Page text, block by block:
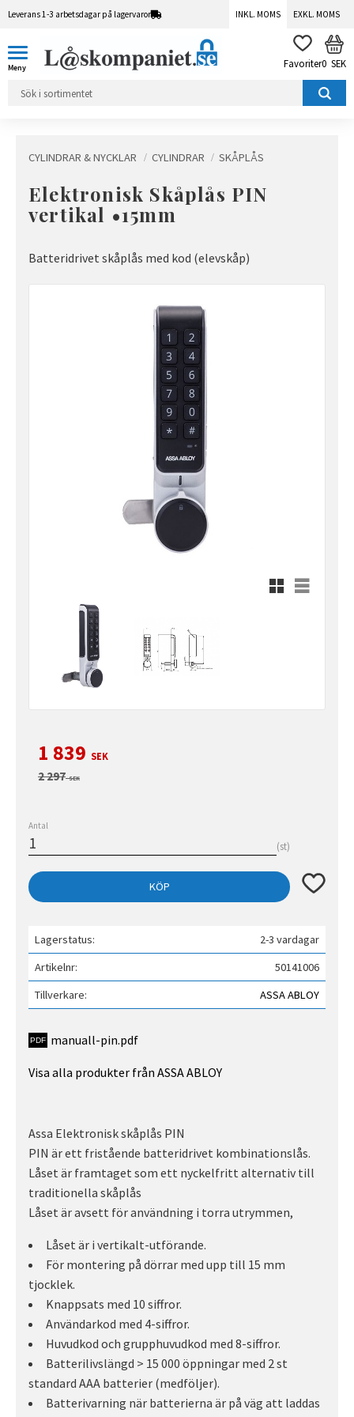
Leverans 1-3 arbetsdagar på lagervaror INKL. MOMS EXKL. MOMS
FAVORITER
0 SEK
CYLINDRAR & NYCKLAR CYLINDRAR SKÅPLÅS
Elektronisk Skåplås PIN
vertikal •15mm
Batteridrivet skåplås med kod (elevskåp)
Rutnätsvy
Listvy
Nedsatt pris:
1 839 SEK
Ordinarie pris:
2 297SEK
Antal
st
KÖP Lägg till
Lagerstatus
2-3 vardagar
Artikelnr
50141006
Tillverkare
ASSA ABLOY
manuall-pin.pdf
Visa alla produkter från ASSA ABLOY
Assa Elektronisk skåplås PIN
PIN är ett fristående batteridrivet kombinationslås.
Låset är framtaget som ett nyckelfritt alternativ till
traditionella skåplås
Låset är avsett för användning i torra utrymmen,
Låset är i vertikalt-utförande.
För montering på dörrar med upp till 15 mm
tjocklek.
Knappsats med 10 siffror.
Användarkod med 4-siffror.
Huvudkod och grupphuvudkod med 8-siffror.
Batterilivslängd > 15 000 öppningar med 2 st
standard AAA batterier (medföljer).
Batterivarning när batterierna är på väg att laddas